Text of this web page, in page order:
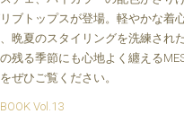
ブトップスが登場。軽やかな着
晩夏のスタイリングを洗練され
残る季節にも心地よく纏える
ぜひご覧ください。
Vol.13